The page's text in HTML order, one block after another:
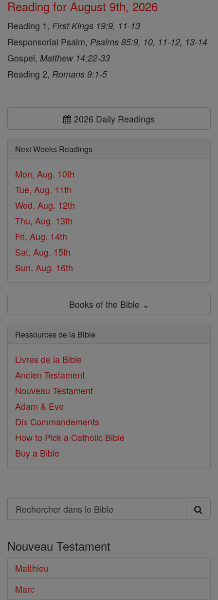
Reading for August 9th, 2026
Reading 1, First Kings 19:9, 11-13
Responsorial Psalm, Psalms 85:9, 10, 11-12, 13-14
Gospel, Matthew 14:22-33
Reading 2, Romans 9:1-5
2026 Daily Readings
Next Weeks Readings
Mon, Aug. 10th
Tue, Aug. 11th
Wed, Aug. 12th
Thu, Aug. 13th
Fri, Aug. 14th
Sat, Aug. 15th
Sun, Aug. 16th
Books of the Bible ⌄
Ressources de la Bible
Livres de la Bible
Ancien Testament
Nouveau Testament
Adam & Eve
Dix Commandements
How to Pick a Catholic Bible
Buy a Bible
Search
Rechercher
le
Bible
Nouveau Testament
Matthieu
Marc